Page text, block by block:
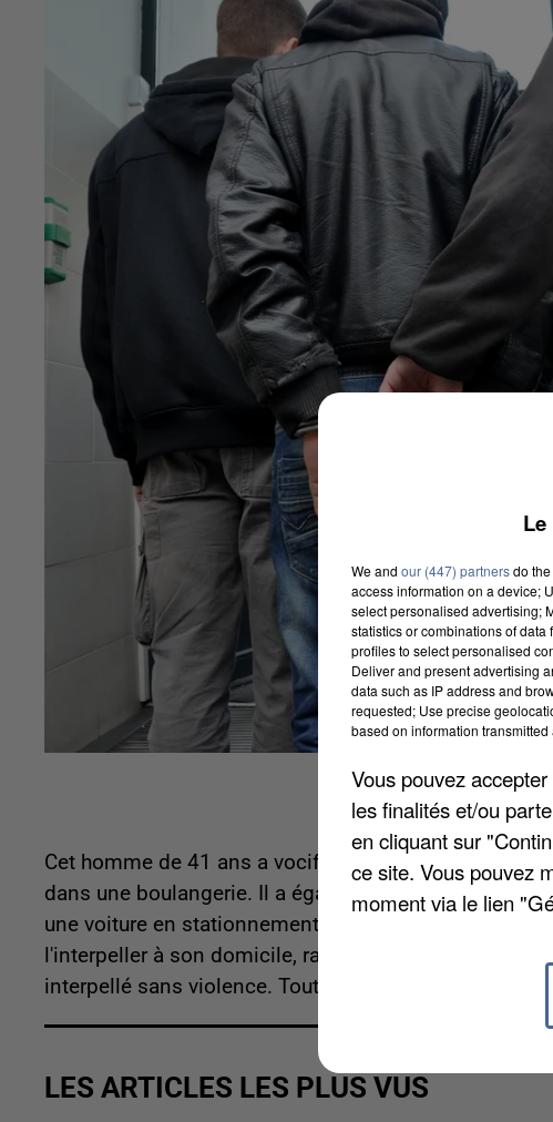
Cet homme de 41 ans a vociféré des insultes dans
dans une boulangerie. Il a également blessé au
une voiture en stationnement dans la rue et de
l'interpeller à son domicile, raconte
interpellé sans violence. Toutes les victimes, âgées
LES ARTICLES LES PLUS VUS
We and our (447) partnersdo
access information on a device;
select personalised advertising;
statistics or combinations of
profiles to select personalised
Deliver and present advertising
data such as IP address and
requested; Use precise
based on information transmitted
Vous pouvez
les finalités et/ou
en cliquant sur
ce site. Vous pouvez
moment via le lien